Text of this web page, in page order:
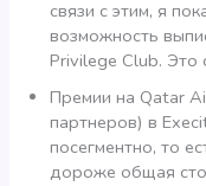
связи с этим, я
возможность
Privilege Club. Это
Премии на Qatar
партнеров) в
посегментно, то
дороже общая